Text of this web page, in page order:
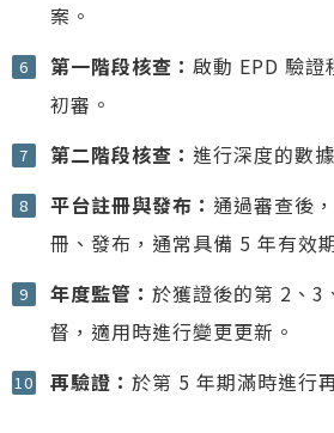
案。
第一階段核查： 啟動 EPD 驗證
初審。
第二階段核查： 進行深度的數
平台註冊與發布： 通過審查後
冊、發布，通常具備 5 年有效
年度監管： 於獲證後的第 2、3
督，適用時進行變更更新。
再驗證： 於第 5 年期滿時進行